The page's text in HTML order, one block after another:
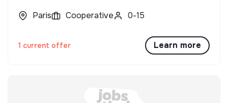
Paris
Cooperative 0-15
1 current offer Learn more